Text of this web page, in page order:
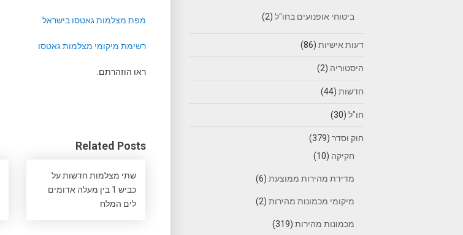
מפת מצלמות גאטסו בישראל
רשימת מיקומי מצלמות גאטסו
ראו הוזהרתם.
Related Posts
שתי מצלמות חדשות על
כביש 1 בין מעלה אדומים
לים המלח
ביטוחי אופנועים בחו"ל (2)
דעות אישיות (86)
היסטוריה (2)
חדשות (44)
חו"ל (30)
חוק וסדר (379)
חקיקה (10)
מדידת מהירות ממוצעת (6)
מיקומי מכמונות מהירות (2)
מכמונות מהירות (319)